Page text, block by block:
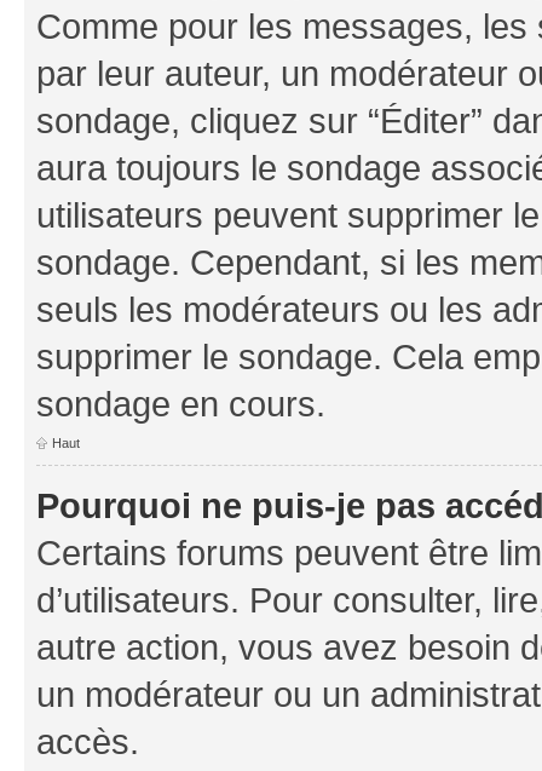
Comme pour les messages,
par leur auteur, un modérateur
sondage, cliquez sur “Éditer”
aura toujours le sondage
utilisateurs peuvent supprimer
sondage. Cependant, si les
seuls les modérateurs ou les
supprimer le sondage. Cela
sondage en cours.
Haut
Pourquoi ne puis-je pas
Certains forums peuvent être
d’utilisateurs. Pour consulter,
autre action, vous avez besoin
un modérateur ou un
accès.